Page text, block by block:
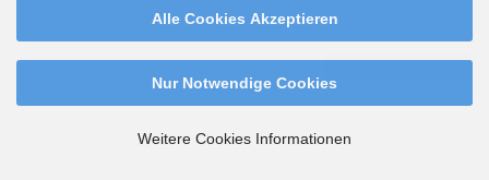
Alle Cookies Akzeptieren
Nur Notwendige Cookies
Weitere Cookies Informationen
Vertrag widerrufen